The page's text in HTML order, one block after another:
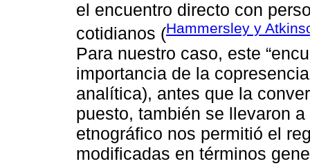
el encuentro directo con
cotidianos (Hammersley y
Para nuestro caso, este
importancia de la
analítica), antes que la
puesto, también se llevaron
etnográfico nos permitió el
modificadas en términos